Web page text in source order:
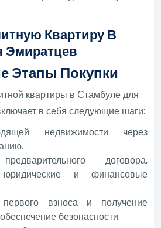
Квартиру В
Эмиратцев
Этапы Покупки
квартиры в Стамбуле для
в себя следующие шаги:
недвижимости через
договора,
и финансовые
первого взноса и получение
безопасности.